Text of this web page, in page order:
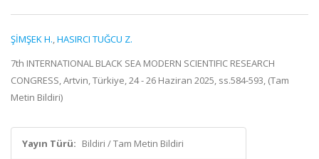
ŞİMŞEK H.,HASIRCI TUĞCU Z.
7th INTERNATIONAL BLACK SEA MODERN SCIENTIFIC RESEARCH
CONGRESS, Artvin, Türkiye, 24 - 26 Haziran 2025, ss.584-593, (Tam
Metin Bildiri)
Yayın Türü: Bildiri / Tam Metin Bildiri